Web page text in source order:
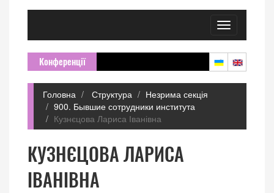
Toggle
navigation
Конференції
Головна Структура
Незрима секція
900. Бывшие сотрудники института
Кузнєцова Лариса Іванівна
КУЗНЄЦОВА ЛАРИСА
ІВАНІВНА